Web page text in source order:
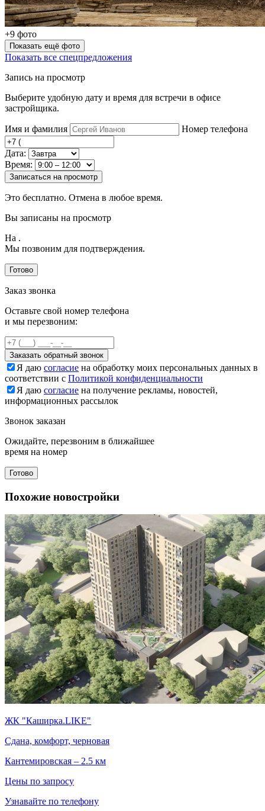
+9 фото
Показать ещё фото
Показать все спецпредложения
Запись на просмотр
Выберите удобную дату и время для встречи в офисе
застройщика.
Имя и фамилия Номер телефона
Дата:
Время:
Записаться на просмотр
Это бесплатно. Отмена в любое время.
Вы записаны на просмотр
На .
Мы позвоним для подтверждения.
Готово
Заказ звонка
Оставьте свой номер телефона
и мы перезвоним:
Заказать обратный звонок
Я даю согласие на обработку моих персональных данных в
соответствии с Политикой конфиденциальности
Я даю согласие на получение рекламы, новостей,
информационных рассылок
Звонок заказан
Ожидайте, перезвоним в ближайшее
время на номер
Готово
Похожие новостройки
ЖК "Каширка.LIKE"
Сдана, комфорт, черновая
Кантемировская – 2.5 км
Цены по запросу
Узнавайте по телефону